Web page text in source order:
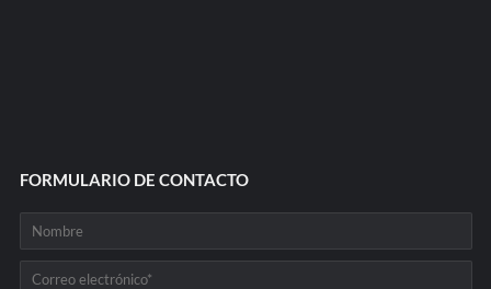
FORMULARIO DE CONTACTO